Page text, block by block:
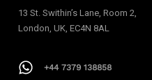
13 St. Swithin’s Lane, Room 2,
London, UK, EC4N 8AL
+44 7379 138858